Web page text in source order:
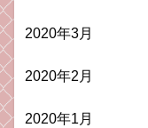
2020年3月
2020年2月
2020年1月